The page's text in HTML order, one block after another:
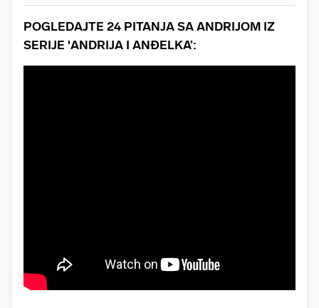
POGLEDAJTE 24 PITANJA SA ANDRIJOM IZ
SERIJE 'ANDRIJA I ANĐELKA’: